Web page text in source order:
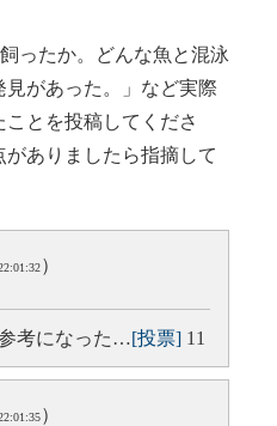
ったか。どんな魚と混泳
があった。」など実際
とを投稿してくださ
ありましたら指摘して
）
考になった…[投票] 11
）